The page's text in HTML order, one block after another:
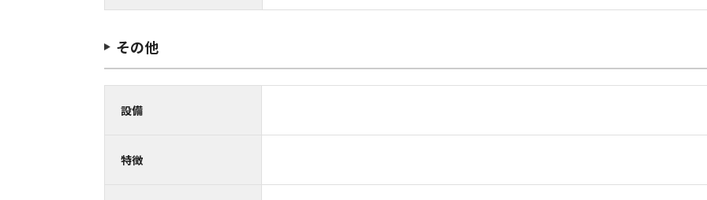
その他
設備
特徴